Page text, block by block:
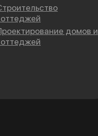
домов и